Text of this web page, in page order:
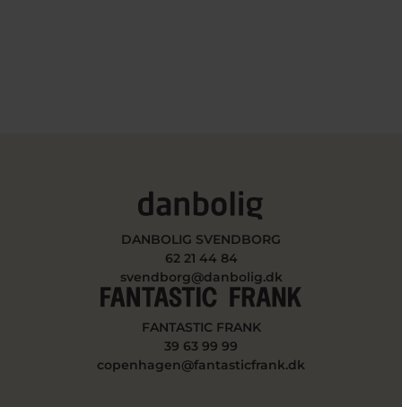
DANBOLIG SVENDBORG
62 21 44 84
svendborg@danbolig.dk
FANTASTIC FRANK
39 63 99 99
copenhagen@fantasticfrank.dk